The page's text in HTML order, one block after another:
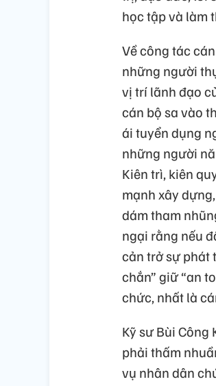
học tập và làm
Về công tác
những người
vị trí lãnh đạo
cán bộ sa vào
ái tuyển dụng
những người
Kiên trì, kiên
mạnh xây
dám tham
ngại rằng nếu
cản trở sự phát
chắn” giữ “an
chức, nhất là
Kỹ sư Bùi
phải thấm
vụ nhân dân